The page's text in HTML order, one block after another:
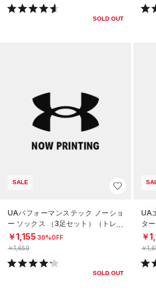
SOLD OUT
SALE
UAパフォーマンステック ノーショ
ー ソックス （3足セット）（トレー
ニング/UNISEX）
￥1,155 30%OFF
￥1,650
SOLD OUT
UA
タ
フ
￥
￥